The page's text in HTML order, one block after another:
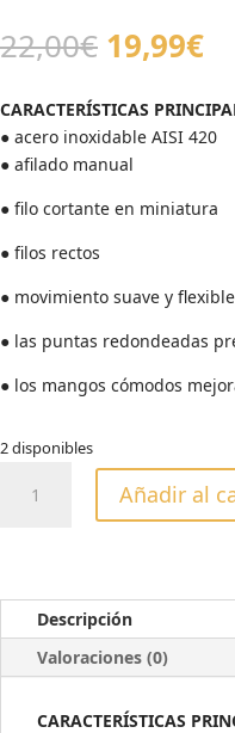
22,00€ El
precio
original
era:
22,00€.
19,99€El
CARACTERÍSTICAS
● acero inoxidable AISI 420
● afilado manual
● filo cortante en miniatura
● filos rectos
● movimiento suave y flexible
● las puntas redondeadas
● los mangos cómodos
2 disponibles
PARA
(15
Añadir al
Descripción
Valoraciones (0)
CARACTERÍSTICAS